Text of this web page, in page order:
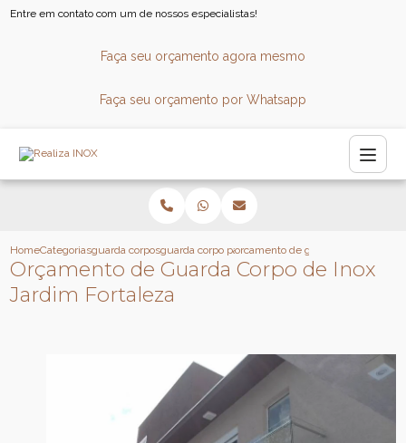
Entre em contato com um de nossos especialistas!
Faça seu orçamento agora mesmo
Faça seu orçamento por Whatsapp
HomeCategoriasguarda corposguarda corpo panoramicoorcamento de guarda corpo de
Orçamento de Guarda Corpo de Inox
Jardim Fortaleza